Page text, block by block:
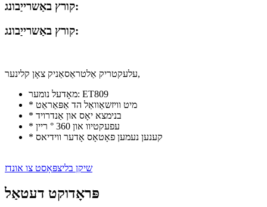
קורץ באַשרייַבונג:
קורץ באַשרייַבונג:
עלעקטריק אַלטראַסאַניק צאָן קלינער,
מאָדעל נומער: ET809
* מיט וויזשאַוואַל הד אַפּאַראַט
* בנימצא יאָס און אַנדרויד
* עפעקטיוו און 360 ° ריין
* קענען נעמען פאָטאָס אָדער ווידיאס
שיקן בליצפּאָסט צו אונדז
פּראָדוקט דעטאַל